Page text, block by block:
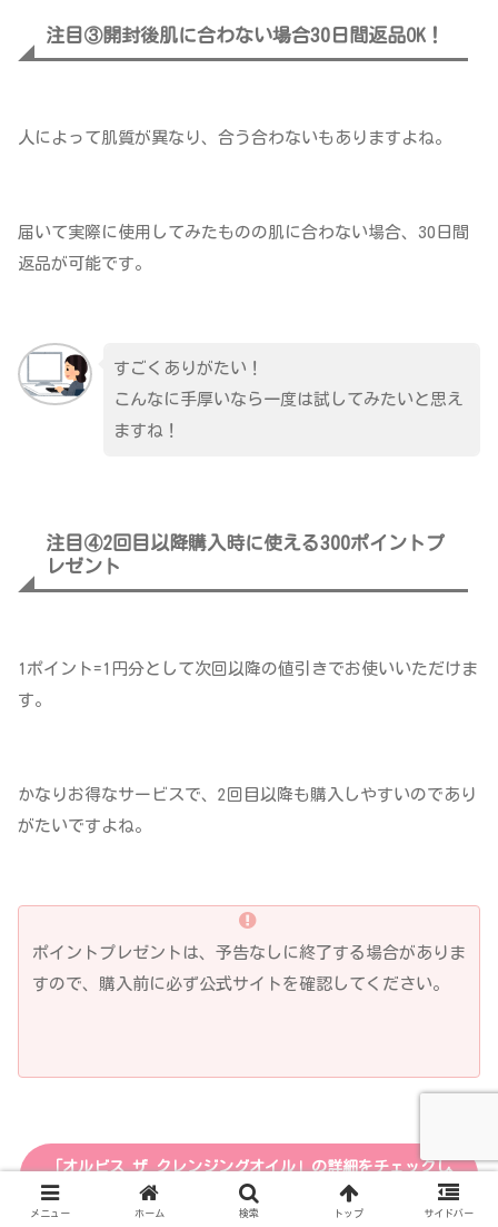
注目③開封後肌に合わない場合30日間返品OK！
人によって肌質が異なり、合う合わないもありますよね。
届いて実際に使用してみたものの肌に合わない場合、30日間
返品が可能です。
すごくありがたい！
こんなに手厚いなら一度は試してみたいと思え
ますね！
注目④2回目以降購入時に使える300ポイントプ
レゼント
1ポイント=1円分として次回以降の値引きでお使いいただけま
す。
かなりお得なサービスで、2回目以降も購入しやすいのであり
がたいですよね。
ポイントプレゼントは、予告なしに終了する場合がありま
すので、購入前に必ず公式サイトを確認してください。
「オルビス ザ クレンジングオイル」の詳細をチェックし
てみる！
メニュー ホーム 検索 トップ サイドバー